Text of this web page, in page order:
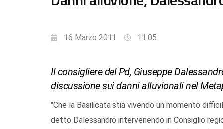
16 Marzo 2011 11:05
Il consigliere del Pd, Giuseppe
discussione sui danni alluvionali nel
"Che la Basilicata stia vivendo un momento
detto Dalessandro intervenendo in Consiglio